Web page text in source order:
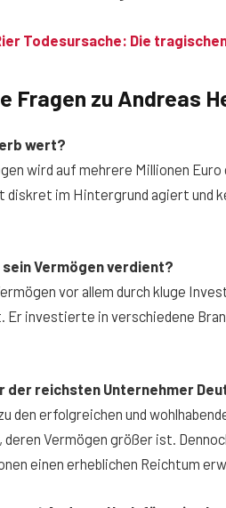
Todesursache: Die
Fragen zu Andreas
wert?
wird auf mehrere Millionen
im Hintergrund agiert und
Vermögen verdient?
vor allem durch kluge
Er investierte in verschiedene
der reichsten Unternehmer
den erfolgreichen und
Vermögen größer ist.
einen erheblichen Reichtum